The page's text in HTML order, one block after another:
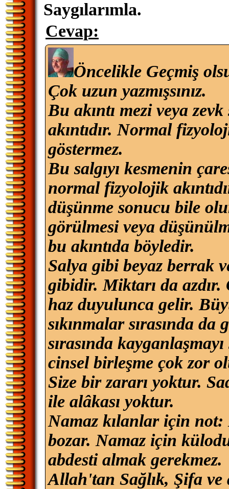
Saygılarımla.
Cevap:
Öncelikle Geçmiş
Çok uzun yazmışsınız.
Bu akıntı mezi veya
akıntıdır. Normal
göstermez.
Bu salgıyı kesmenin
normal fizyolojik
düşünme sonucu bile
görülmesi veya
bu akıntıda böyledir.
Salya gibi beyaz berrak
gibidir. Miktarı da
haz duyulunca gelir.
sıkınmalar sırasında
sırasında
cinsel birleşme çok zor
Size bir zararı yoktur.
ile alâkası yoktur.
Namaz kılanlar için not:
bozar. Namaz için
abdesti almak gerekmez.
Allah'tan Sağlık, Şifa